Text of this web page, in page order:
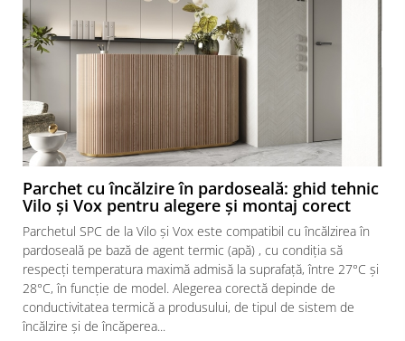
Parchet cu încălzire în pardoseală: ghid tehnic
Vilo și Vox pentru alegere și montaj corect
Parchetul SPC de la Vilo și Vox este compatibil cu încălzirea în
pardoseală pe bază de agent termic (apă) , cu condiția să
respecți temperatura maximă admisă la suprafață, între 27°C și
28°C, în funcție de model. Alegerea corectă depinde de
conductivitatea termică a produsului, de tipul de sistem de
încălzire și de încăperea...